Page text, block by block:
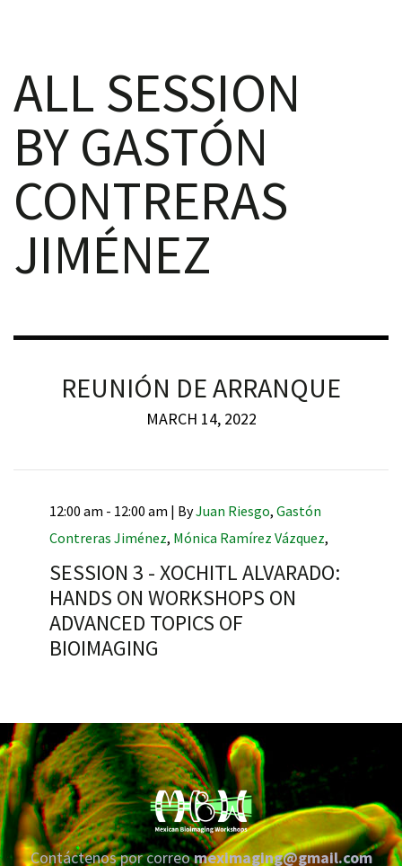
ALL SESSION
BY GASTÓN
CONTRERAS
JIMÉNEZ
REUNIÓN DE ARRANQUE
MARCH 14, 2022
12:00 am - 12:00 am | ByJuan Riesgo, Gastón
Contreras Jiménez, Mónica Ramírez Vázquez,
SESSION 3 - XOCHITL ALVARADO:
HANDS ON WORKSHOPS ON
ADVANCED TOPICS OF
BIOIMAGING
Contáctenos por correomeximaging@gmail.com